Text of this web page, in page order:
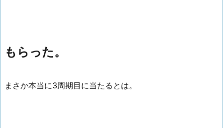
もらった。
まさか本当に3周期目に当たるとは。